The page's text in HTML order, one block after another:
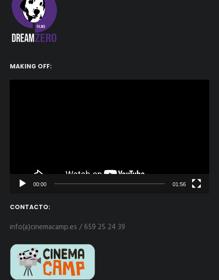
MAKING OFF:
00:00 01:56
CONTACTO:
info(a)cinemacamp.es / 659 25 24 39